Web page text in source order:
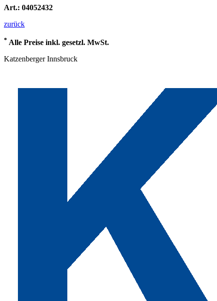
Art.: 04052432
zurück
* Alle Preise inkl. gesetzl. MwSt.
Katzenberger Innsbruck